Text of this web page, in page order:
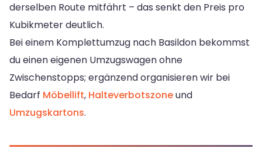
derselben Route mitfährt – das senkt den Preis pro
Kubikmeter deutlich.
Bei einem Komplettumzug nach Basildon bekommst
du einen eigenen Umzugswagen ohne
Zwischenstopps; ergänzend organisieren wir bei
Bedarf Möbellift, Halteverbotszoneund
Umzugskartons.